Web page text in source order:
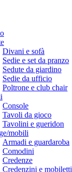
Divani e sofà
Sedie e set da pranzo
Sedute da giardino
Sedie da ufficio
Poltrone e club chair
Console
Tavoli da gioco
Tavolini e gueridon
mobili
Armadi e guardaroba
Comodini
Credenze
Credenzini e mobiletti